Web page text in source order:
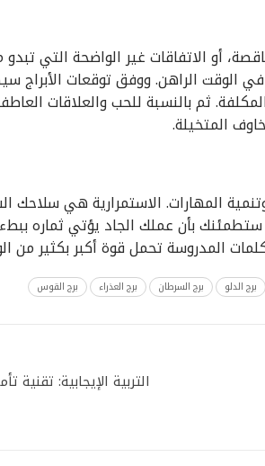
أو الاتفاقات غير الواضحة التي تبدو
الوقت الراهن. ووفق توقعات الأبراج
ثم بالنسبة للحب والعلاقات
المتخيلة.
المهارات. الاستمرارية هي سلاحك
بأن عملك الجاد يؤتي ثماره
المدروسة تحمل قوة أكبر بكثير من
برج الدلو برج السرطان برج العذراء برج القوس
التربية الإيجابية: تقنية